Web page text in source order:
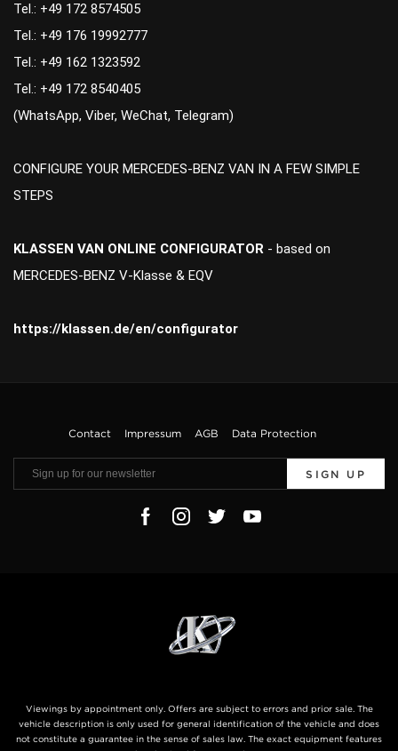
Tel.: +49 172 8574505
Tel.: +49 176 19992777
Tel.: +49 162 1323592
Tel.: +49 172 8540405
(WhatsApp, Viber, WeChat, Telegram)
CONFIGURE YOUR MERCEDES-BENZ VAN IN A FEW SIMPLE
STEPS
KLASSEN VAN ONLINE CONFIGURATOR - based on
MERCEDES-BENZ V-Klasse & EQV
https://klassen.de/en/configurator
Contact Impressum AGB Data Protection
SIGN UP
Viewings by appointment only. Offers are subject to errors and prior sale. The
vehicle description is only used for general identification of the vehicle and does
not constitute a guarantee in the sense of sales law. The exact equipment features